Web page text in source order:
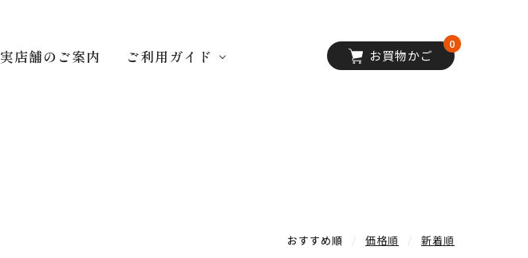
実店舗のご案内 ご利用ガイド お買物かご
0
おすすめ順 価格順 新着順